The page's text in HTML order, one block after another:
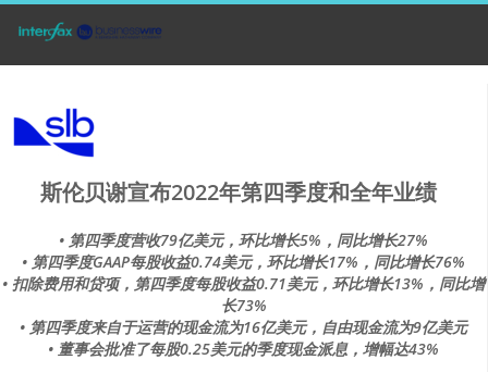
斯伦贝谢宣布2022年第四季度和全年业绩
• 第四季度营收79亿美元，环比增长5%，同比增长27%
• 第四季度GAAP每股收益0.74美元，环比增长17%，同比增长76%
• 扣除费用和贷项，第四季度每股收益0.71美元，环比增长13%，同比增
长73%
• 第四季度来自于运营的现金流为16亿美元，自由现金流为9亿美元
• 董事会批准了每股0.25美元的季度现金派息，增幅达43%